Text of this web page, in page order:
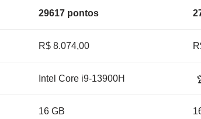
29617 pontos
R$ 8.074,00
Intel Core i9-13900H
16 GB